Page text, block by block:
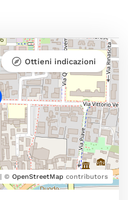
| © OpenStreetMap contributors
Ottieni indicazioni